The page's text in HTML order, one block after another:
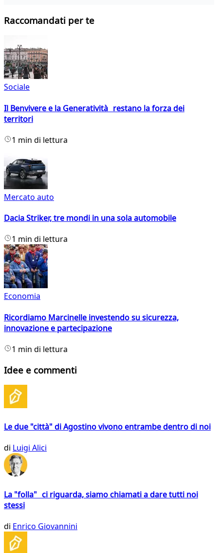
Raccomandati per te
Sociale
Il Benvivere e la Generatività restano la forza dei
territori
1 min di lettura
Mercato auto
Dacia Striker, tre mondi in una sola automobile
1 min di lettura
Economia
Ricordiamo Marcinelle investendo su sicurezza,
innovazione e partecipazione
1 min di lettura
Idee e commenti
Le due "città" di Agostino vivono entrambe dentro di noi
di Luigi Alici
La "folla" ci riguarda, siamo chiamati a dare tutti noi
stessi
di Enrico Giovannini